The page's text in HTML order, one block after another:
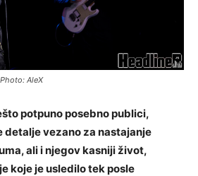
AleX
potpuno posebno publici,
detalje vezano za nastajanje
ali i njegov kasniji život,
koje je usledilo tek posle